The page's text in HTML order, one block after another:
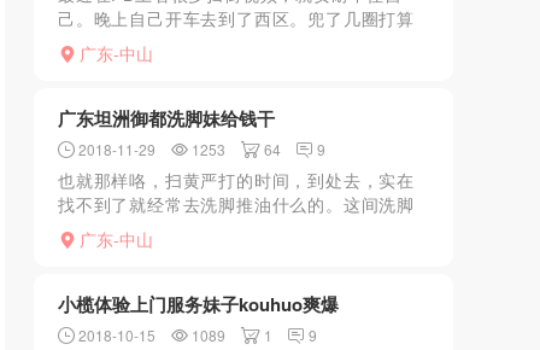
己。晚上自己开车去到了西区。兜了几圈打算
回家，后来想起XX城里面住很多女女，抱着尝
试一下的心情就到了。果然真的有。最多时有
广东-中山
广东坦洲御都洗脚妹给钱干
2018-11-29 1253 64 9
也就那样咯，扫黄严打的时间，到处去，实在
找不到了就经常去洗脚推油什么的。这间洗脚
城有推油kb的，这次碰到的技师是360号，进
来看到人长得挺高大的，但是不胖不瘦，骨架
广东-中山
小榄体验上门服务妹子kouhuo爽爆
2018-10-15 1089 1 9